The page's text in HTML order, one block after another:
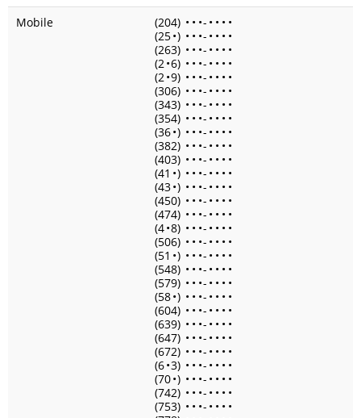
Mobile
(204) • • •- • • • •
(25•) • • •- • • • •
(263) • • •- • • • •
(2•6) • • •- • • • •
(2•9) • • •- • • • •
(306) • • •- • • • •
(343) • • •- • • • •
(354) • • •- • • • •
(36•) • • •- • • • •
(382) • • •- • • • •
(403) • • •- • • • •
(41 •) • • •- • • • •
(43•) • • •- • • • •
(450) • • •- • • • •
(474) • • •- • • • •
(4•8) • • •- • • • •
(506) • • •- • • • •
(51 •) • • •- • • • •
(548) • • •- • • • •
(579) • • •- • • • •
(58•) • • •- • • • •
(604) • • •- • • • •
(639) • • •- • • • •
(647) • • •- • • • •
(672) • • •- • • • •
(6•3) • • •- • • • •
(70•) • • •- • • • •
(742) • • •- • • • •
(753) • • •- • • • •